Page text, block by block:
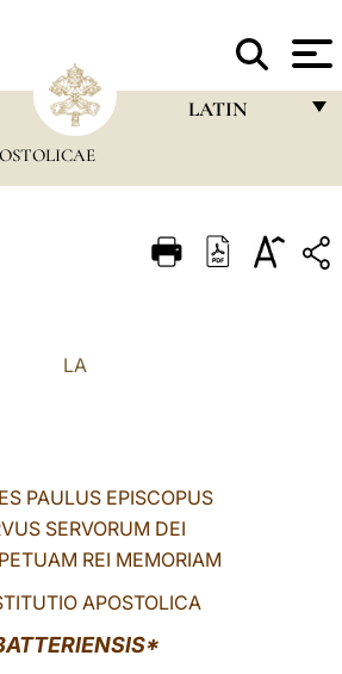
LATIN
ITALIANO
LATINE
LA
PAULUS EPISCOPUS
SERVORUM DEI
REI MEMORIAM
APOSTOLICA